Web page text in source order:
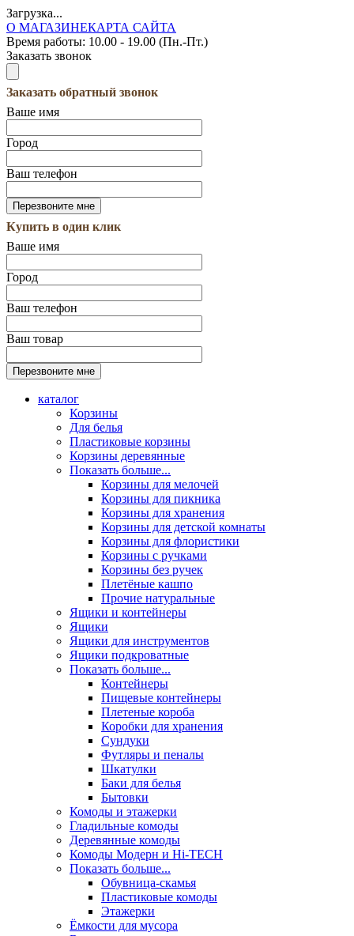
Загрузка...
О МАГАЗИНЕКАРТА САЙТА
Время работы: 10.00 - 19.00 (Пн.-Пт.)
Заказать звонок
Заказать обратный звонок
Ваше имя
Город
Ваш телефон
Купить в один клик
Ваше имя
Город
Ваш телефон
Ваш товар
каталог
Корзины
Для белья
Пластиковые корзины
Корзины деревянные
Показать больше...
Корзины для мелочей
Корзины для пикника
Корзины для хранения
Корзины для детской комнаты
Корзины для флористики
Корзины с ручками
Корзины без ручек
Плетёные кашпо
Прочие натуральные
Ящики и контейнеры
Ящики
Ящики для инструментов
Ящики подкроватные
Показать больше...
Контейнеры
Пищевые контейнеры
Плетеные короба
Коробки для хранения
Сундуки
Футляры и пеналы
Шкатулки
Баки для белья
Бытовки
Комоды и этажерки
Гладильные комоды
Деревянные комоды
Комоды Модерн и Hi-TECH
Показать больше...
Обувница-скамья
Пластиковые комоды
Этажерки
Ёмкости для мусора